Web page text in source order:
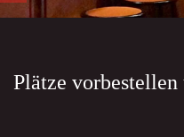
Plätze